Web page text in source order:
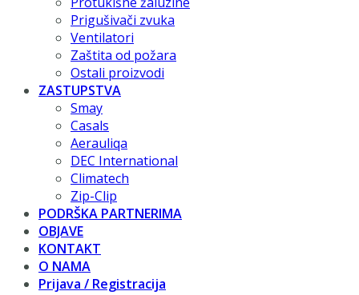
Prigušivači zvuka
Ventilatori
Zaštita od požara
Ostali proizvodi
ZASTUPSTVA
Smay
Casals
Aerauliqa
DEC International
Climatech
Zip-Clip
PODRŠKA PARTNERIMA
OBJAVE
KONTAKT
O NAMA
Prijava / Registracija